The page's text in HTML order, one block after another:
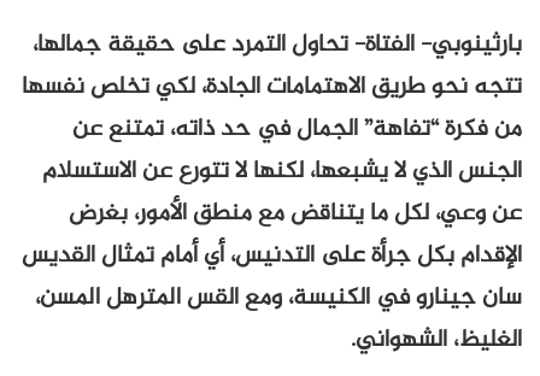
بارثينوبي- الفتاة- تحاول التمرد على حقيقة جمالها،
تتجه نحو طريق الاهتمامات الجادة، لكي تخلص نفسها
من فكرة “تفاهة” الجمال في حد ذاته، تمتنع عن
الجنس الذي لا يشبعها، لكنها لا تتورع عن الاستسلام
عن وعي، لكل ما يتناقض مع منطق الأمور، بغرض
الإقدام بكل جرأة على التدنيس، أي أمام تمثال القديس
سان جينارو في الكنيسة، ومع القس المترهل المسن،
الغليظ، الشهواني.